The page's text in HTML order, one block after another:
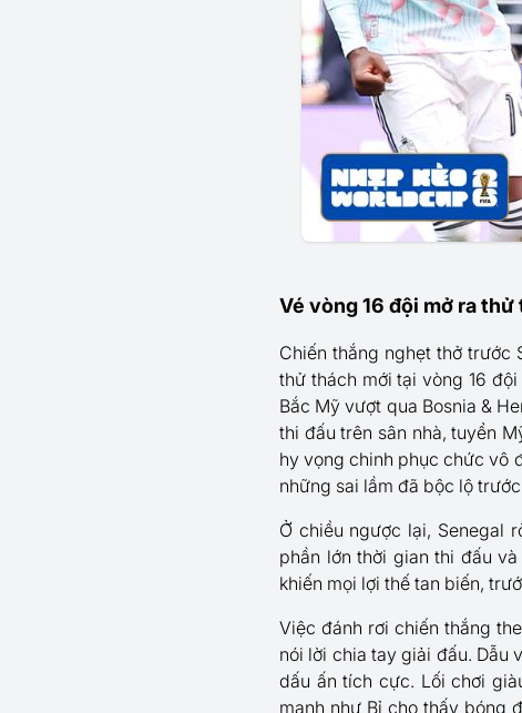
Vé vòng 16 đội mở ra thử
Chiến thắng nghẹt thở trước
thử thách mới tại vòng 16
Bắc Mỹ vượt qua Bosnia &
thi đấu trên sân nhà, tuyển
hy vọng chinh phục chức vô
những sai lầm đã bộc lộ
Ở chiều ngược lại, Senegal
phần lớn thời gian thi đấu
khiến mọi lợi thế tan biến,
Việc đánh rơi chiến thắng
nói lời chia tay giải đấu. Dẫu
dấu ấn tích cực. Lối chơi
mạnh như Bỉ cho thấy bóng